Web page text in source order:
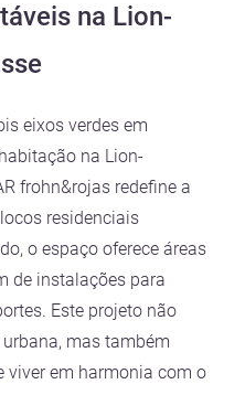
na Lion-
eixos verdes em
na Lion-
frohn&rojas redefine a
residenciais
o espaço oferece áreas
de instalações para
Este projeto não
mas também
viver em harmonia com o